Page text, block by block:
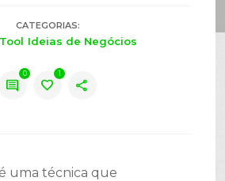
CATEGORIAS:
Ideias de Negócios
comment
0
favorite
1
share
uma técnica que